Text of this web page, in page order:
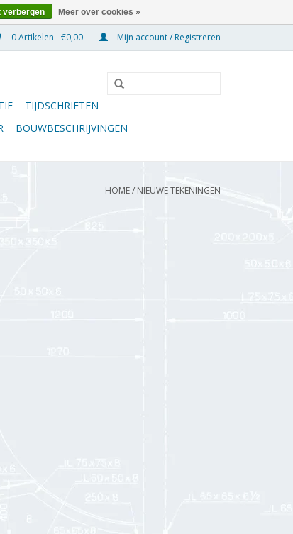
0 Artikelen - €0,00 Mijn account / Registreren
TIJDSCHRIFTEN
BOUWBESCHRIJVINGEN
HOME/ NIEUWE TEKENINGEN
verbergen Meer over cookies »